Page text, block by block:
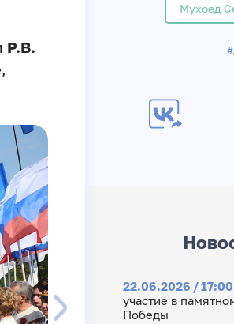
Р.В.
Мухоед
22.06.2026 / 17:00
участие в
Победы